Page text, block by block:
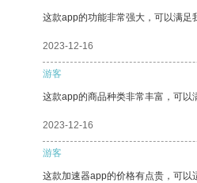
这款app的功能非常强大，可以满足
2023-12-16
游客
这款app的商品种类非常丰富，可以
2023-12-16
游客
这款加速器app的价格有点贵，可以